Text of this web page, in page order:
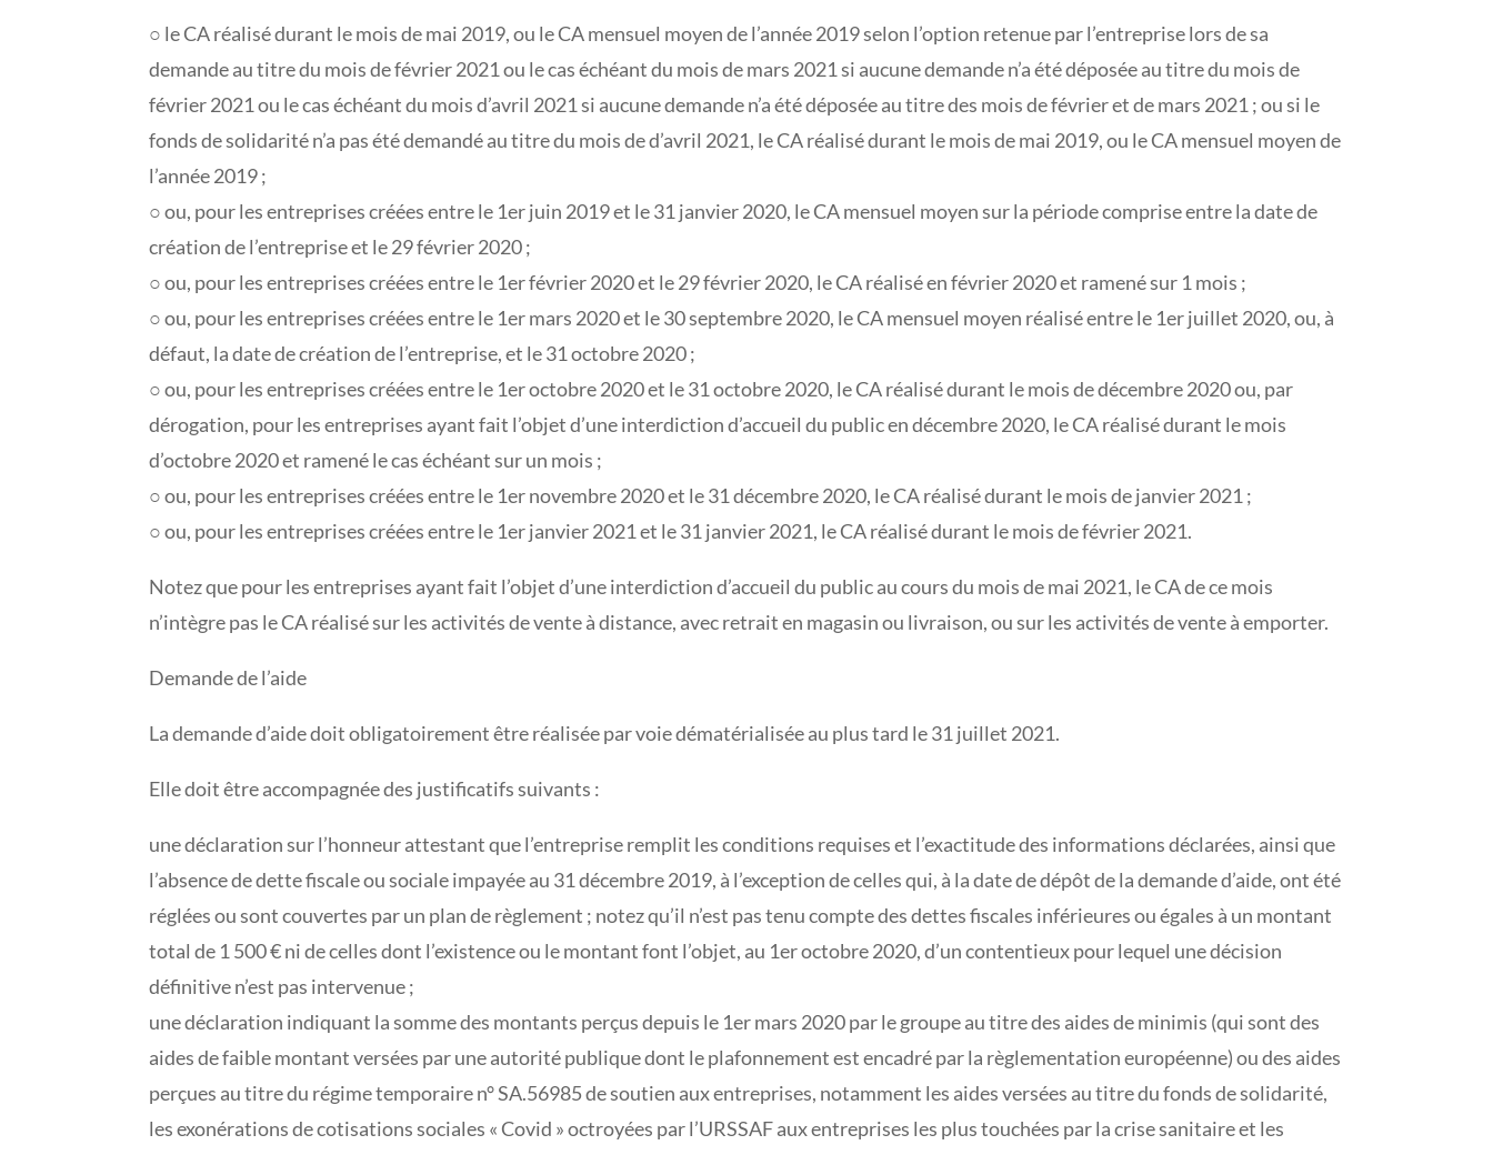
○ le CA réalisé durant le mois de mai 2019, ou le CA mensuel moyen de l’année 2019 selon l’option retenue par l’entreprise lors de sa
demande au titre du mois de février 2021 ou le cas échéant du mois de mars 2021 si aucune demande n’a été déposée au titre du mois de
février 2021 ou le cas échéant du mois d’avril 2021 si aucune demande n’a été déposée au titre des mois de février et de mars 2021 ; ou si le
fonds de solidarité n’a pas été demandé au titre du mois de d’avril 2021, le CA réalisé durant le mois de mai 2019, ou le CA mensuel moyen de
l’année 2019 ;
○ ou, pour les entreprises créées entre le 1er juin 2019 et le 31 janvier 2020, le CA mensuel moyen sur la période comprise entre la date de
création de l’entreprise et le 29 février 2020 ;
○ ou, pour les entreprises créées entre le 1er février 2020 et le 29 février 2020, le CA réalisé en février 2020 et ramené sur 1 mois ;
○ ou, pour les entreprises créées entre le 1er mars 2020 et le 30 septembre 2020, le CA mensuel moyen réalisé entre le 1er juillet 2020, ou, à
défaut, la date de création de l’entreprise, et le 31 octobre 2020 ;
○ ou, pour les entreprises créées entre le 1er octobre 2020 et le 31 octobre 2020, le CA réalisé durant le mois de décembre 2020 ou, par
dérogation, pour les entreprises ayant fait l’objet d’une interdiction d’accueil du public en décembre 2020, le CA réalisé durant le mois
d’octobre 2020 et ramené le cas échéant sur un mois ;
○ ou, pour les entreprises créées entre le 1er novembre 2020 et le 31 décembre 2020, le CA réalisé durant le mois de janvier 2021 ;
○ ou, pour les entreprises créées entre le 1er janvier 2021 et le 31 janvier 2021, le CA réalisé durant le mois de février 2021.
Notez que pour les entreprises ayant fait l’objet d’une interdiction d’accueil du public au cours du mois de mai 2021, le CA de ce mois
n’intègre pas le CA réalisé sur les activités de vente à distance, avec retrait en magasin ou livraison, ou sur les activités de vente à emporter.
Demande de l’aide
La demande d’aide doit obligatoirement être réalisée par voie dématérialisée au plus tard le 31 juillet 2021.
Elle doit être accompagnée des justificatifs suivants :
une déclaration sur l’honneur attestant que l’entreprise remplit les conditions requises et l’exactitude des informations déclarées, ainsi que
l’absence de dette fiscale ou sociale impayée au 31 décembre 2019, à l’exception de celles qui, à la date de dépôt de la demande d’aide, ont été
réglées ou sont couvertes par un plan de règlement ; notez qu’il n’est pas tenu compte des dettes fiscales inférieures ou égales à un montant
total de 1 500 € ni de celles dont l’existence ou le montant font l’objet, au 1er octobre 2020, d’un contentieux pour lequel une décision
définitive n’est pas intervenue ;
une déclaration indiquant la somme des montants perçus depuis le 1er mars 2020 par le groupe au titre des aides de minimis (qui sont des
aides de faible montant versées par une autorité publique dont le plafonnement est encadré par la règlementation européenne) ou des aides
perçues au titre du régime temporaire n° SA.56985 de soutien aux entreprises, notamment les aides versées au titre du fonds de solidarité,
les exonérations de cotisations sociales « Covid » octroyées par l’URSSAF aux entreprises les plus touchées par la crise sanitaire et les